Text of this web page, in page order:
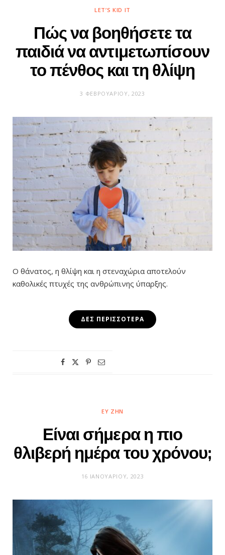
LET’S KID IT
Πώς να βοηθήσετε τα
παιδιά να αντιμετωπίσουν
το πένθος και τη θλίψη
3 ΦΕΒΡΟΥΑΡΊΟΥ, 2023
Ο θάνατος, η θλίψη και η στεναχώρια αποτελούν
καθολικές πτυχές της ανθρώπινης ύπαρξης.
ΔΕΣ ΠΕΡΙΣΣΌΤΕΡΑ
ΕΥ ΖΗΝ
Είναι σήμερα η πιο
θλιβερή ημέρα του χρόνου;
16 ΙΑΝΟΥΑΡΊΟΥ, 2023